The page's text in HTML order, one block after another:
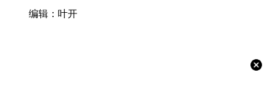
编辑：叶开